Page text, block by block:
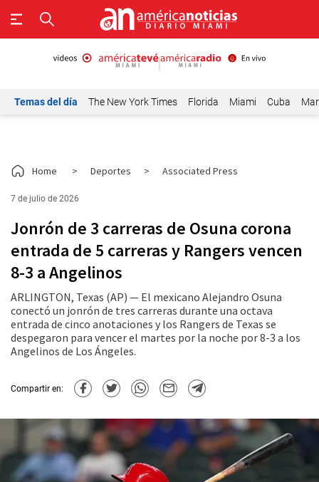
Temas del día The New York Times Florida Miami Cuba
Home > Deportes > Associated Press
7 de julio de 2026
Jonrón de 3 carreras de Osuna corona
entrada de 5 carreras y Rangers vencen
8-3 a Angelinos
ARLINGTON, Texas (AP) — El mexicano Alejandro Osuna
conectó un jonrón de tres carreras durante una octava
entrada de cinco anotaciones y los Rangers de Texas se
despegaron para vencer el martes por la noche por 8-3 a los
Angelinos de Los Ángeles.
Compartir en: